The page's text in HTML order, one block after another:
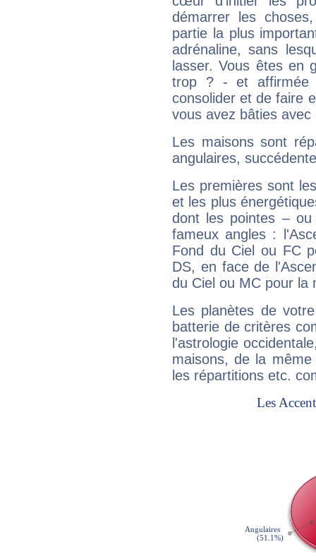
démarrer les
partie la plus
adrénaline, sans
lasser. Vous êtes en
trop ? - et affirmée
consolider et de faire
vous avez bâties avec
Les maisons sont
angulaires,
Les premières sont
et les plus
dont les pointes –
fameux angles :
Fond du Ciel ou FC
DS, en face de
du Ciel ou MC pour la
Les planètes de
batterie de critères
l'astrologie
maisons, de la
les répartitions etc.